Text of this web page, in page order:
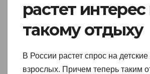
растет интерес
такому отдыху
В России растет спрос на
взрослых. Причем теперь таким